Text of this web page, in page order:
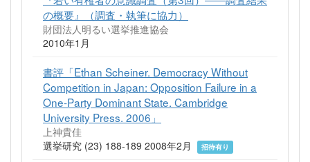
の概要』（調査・執筆に協力）
財団法人明るい選挙推進協会
2010年1月
書評「Ethan Scheiner. Democracy Without
Competition in Japan: Opposition Failure in a
One-Party Dominant State. Cambridge
University Press. 2006」
上神貴佳
選挙研究 (23) 188-189 2008年2月
招待有り